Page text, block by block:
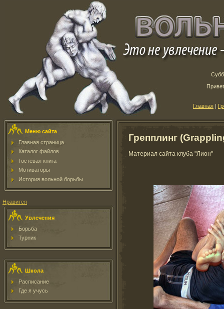
Главная |
Меню сайта
Главная страница
Каталог файлов
Гостевая книга
Мотиваторы
История вольной борьбы
Нравится
Увлечения
Борьба
Турник
Школа
Расписание
Где я учусь
Грепплинг
Материал сайта клуба "Лион"